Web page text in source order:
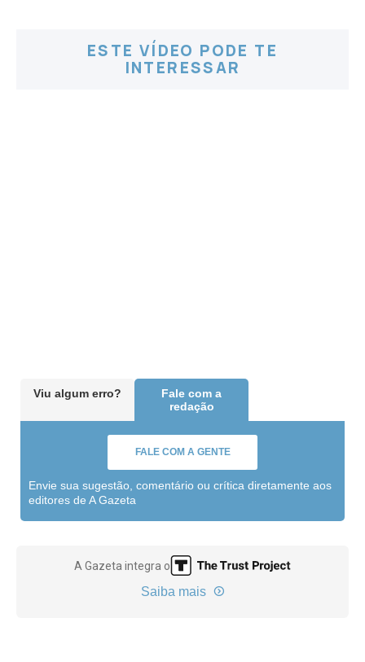
ESTE VÍDEO PODE TE
INTERESSAR
Viu algum erro?
Fale com a
redação
FALE COM A GENTE
Envie sua sugestão, comentário ou crítica diretamente aos
editores de A Gazeta
A Gazeta integra o
Saiba mais